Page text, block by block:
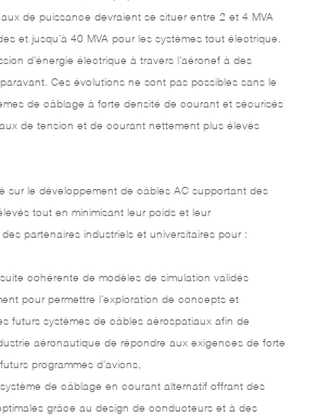
de puissance devraient se situer entre 2 et 4 MVA
et jusqu’à 40 MVA pour les systèmes tout électrique.
d’énergie électrique à travers l’aéronef à des
Ces évolutions ne sont pas possibles sans le
de câblage à forte densité de courant et sécurisés
de tension et de courant nettement plus élevés
sur le développement de câbles AC supportant des
tout en minimisant leur poids et leur
partenaires industriels et universitaires pour :
cohérente de modèles de simulation validés
pour permettre l’exploration de concepts et
futurs systèmes de câbles aérospatiaux afin de
aéronautique de répondre aux exigences de forte
programmes d’avions,
de câblage en courant alternatif offrant des
grâce au design de conducteurs et à des